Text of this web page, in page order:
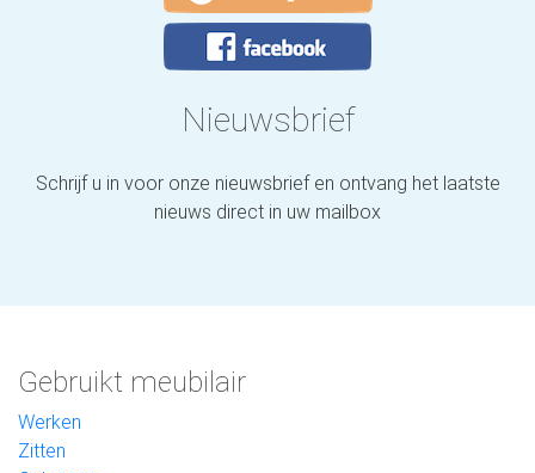
Nieuwsbrief
Schrijf u in voor onze nieuwsbrief en ontvang het laatste
nieuws direct in uw mailbox
Gebruikt meubilair
Werken
Zitten